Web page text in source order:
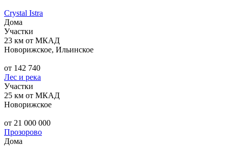
Crystal Istra
Дома
Участки
23 км от МКАД
Новорижское, Ильинское
от 142 740
Лес и река
Участки
25 км от МКАД
Новорижское
от 21 000 000
Прозорово
Дома